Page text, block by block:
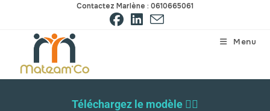
Contactez Marlène : 0610665061
Menu
Téléchargez le modèle 👇🏻